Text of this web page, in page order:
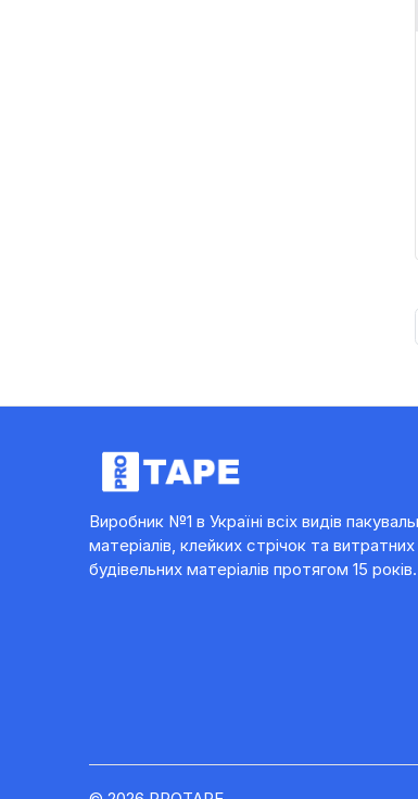
Виробник №1 в Україні всіх видів
матеріалів, клейких стрічок та витратних
будівельних матеріалів протягом 15 років.